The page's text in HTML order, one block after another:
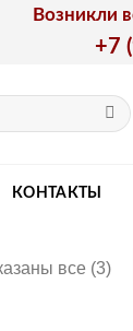
Возникли
+7
КОНТАКТЫ
все (3)